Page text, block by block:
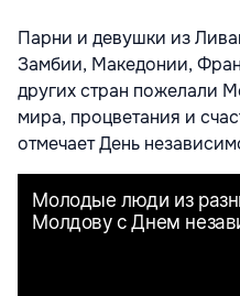
Парни и девушки из
Замбии, Македонии,
других стран пожелали
мира, процветания и
отмечает День